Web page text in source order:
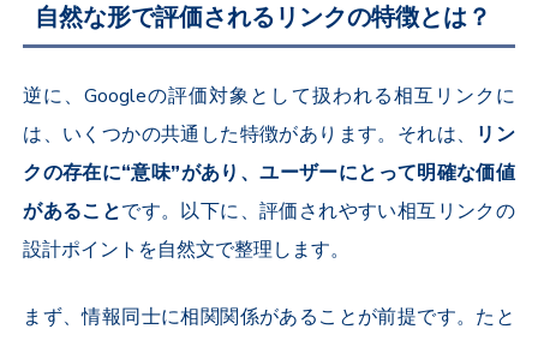
自然な形で評価されるリンクの特徴とは？
逆に、Googleの評価対象として扱われる相互リンクに
は、いくつかの共通した特徴があります。それは、
リン
クの存在に“意味”があり、ユーザーにとって明確な価値
があることです。以下に、評価されやすい相互リンクの
設計ポイントを自然文で整理します。
まず、情報同士に相関関係があることが前提です。たと